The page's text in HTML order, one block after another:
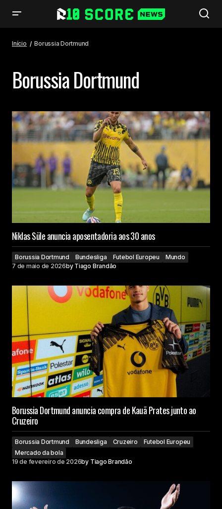
Início Borussia Dortmund
Borussia Dortmund
Niklas Süle anuncia aposentadoria aos 30 anos
Borussia Dortmund Bundesliga Futebol Europeu
Mundo
7 de maio de 2026by Tiago Brandão
Borussia Dortmund anuncia compra de Kauã Prates junto ao
Cruzeiro
Borussia Dortmund Bundesliga Cruzeiro
Futebol Europeu
Mercado da bola
19 de fevereiro de 2026by Tiago Brandão